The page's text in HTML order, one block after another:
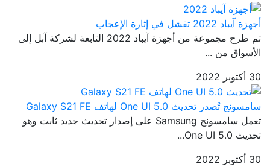
أجهزة آيباد 2022 تفشل في إثارة الإعجاب
تم طرح مجموعة من أجهزة آيباد 2022 التابعة لشركة آبل إلى
الأسواق من ...
30 أكتوبر 2022
سامسونج تُصدر تحديث One UI 5.0 لهاتف Galaxy S21 FE
تعمل سامسونج Samsung على إصدار تحديث جديد ثابت وهو
تحديث One UI 5.0...
30 أكتوبر 2022